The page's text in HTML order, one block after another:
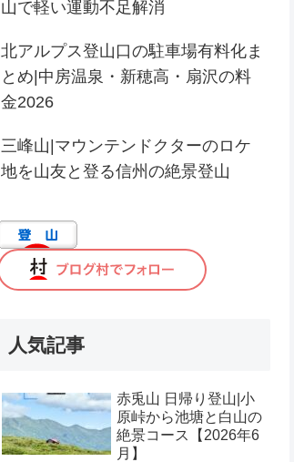
山で軽い運動不足解消
北アルプス登山口の駐車場有料化ま
とめ|中房温泉・新穂高・扇沢の料
金2026
三峰山|マウンテンドクターのロケ
地を山友と登る信州の絶景登山
人気記事
赤兎山 日帰り登山|小
原峠から池塘と白山の
絶景コース【2026年6
月】